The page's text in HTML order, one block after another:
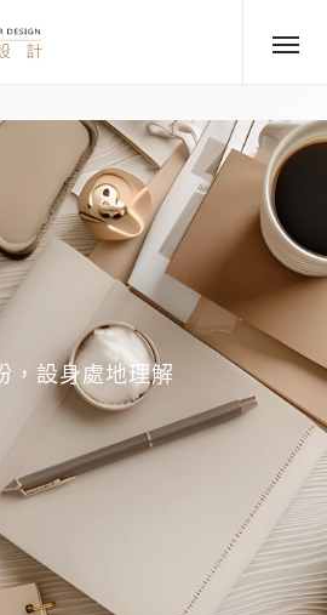
詢｜找到適合您的
，設身處地理解